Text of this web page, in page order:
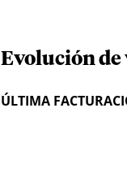
Evolución de
ÚLTIMA